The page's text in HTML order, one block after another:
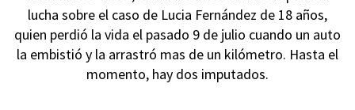
lucha sobre el caso de Lucia Fernández de 18 años,
quien perdió la vida el pasado 9 de julio cuando un auto
la embistió y la arrastró mas de un kilómetro. Hasta el
momento, hay dos imputados.